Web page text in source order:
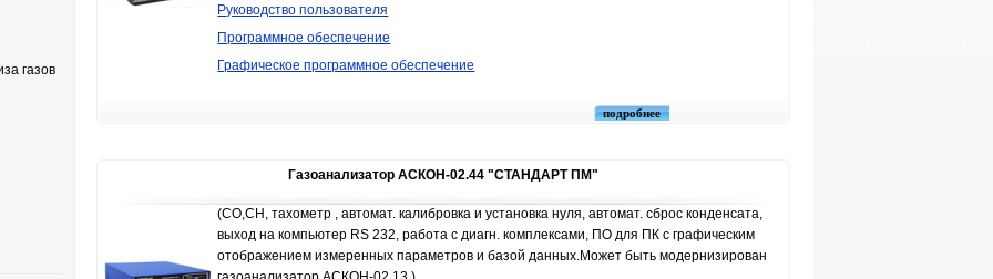
газов
Руководство пользователя
Программное обеспечение
Графическое программное обеспечение
подробнее
Газоанализатор АСКОН-02.44 "СТАНДАРТ ПМ"
(СО,СН, тахометр , автомат. калибровка и установка нуля, автомат. сброс конденсата,
выход на компьютер RS 232, работа с диагн. комплексами, ПО для ПК с графическим
отображением измеренных параметров и базой данных.Может быть модернизирован